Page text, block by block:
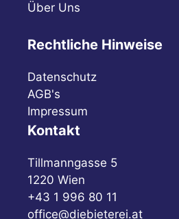
Über Uns
Rechtliche Hinweise
Datenschutz
AGB's
Impressum
Kontakt
Tillmanngasse 5
1220 Wien
+43 1 996 80 11
office@diebieterei.at